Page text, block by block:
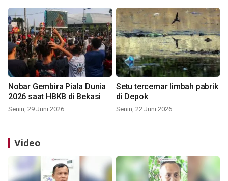
Nobar Gembira Piala Dunia
2026 saat HBKB di Bekasi
Senin, 29 Juni 2026
Setu tercemar limbah pabrik
di Depok
Senin, 22 Juni 2026
Video